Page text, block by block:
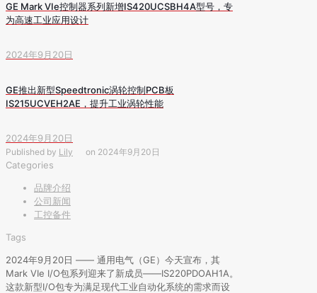
GE Mark VIe控制器系列新增IS420UCSBH4A型号，专
为高速工业应用设计
2024年9月20日
GE推出新型Speedtronic涡轮控制PCB板
IS215UCVEH2AE，提升工业涡轮性能
2024年9月20日
Published by Lily on 2024年9月20日
Categories
品牌介绍
公司新闻
工控备件
Tags
2024年9月20日 —— 通用电气（GE）今天宣布，其
Mark VIe I/O包系列迎来了新成员——IS220PDOAH1A。
这款新型I/O包专为满足现代工业自动化系统的需求而设